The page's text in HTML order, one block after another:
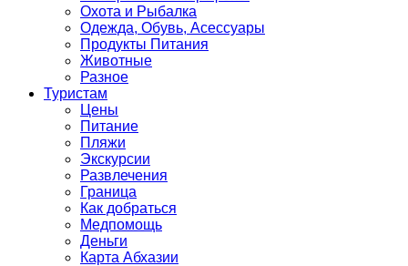
Охота и Рыбалка
Одежда, Обувь, Асессуары
Продукты Питания
Животные
Разное
Туристам
Цены
Питание
Пляжи
Экскурсии
Развлечения
Граница
Как добраться
Медпомощь
Деньги
Карта Абхазии